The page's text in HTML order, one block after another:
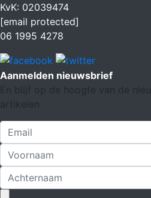
KvK: 02039474
[email protected]
06 1995 4278
Aanmelden nieuwsbrief
En blijf op de hoogte van de
artikelen